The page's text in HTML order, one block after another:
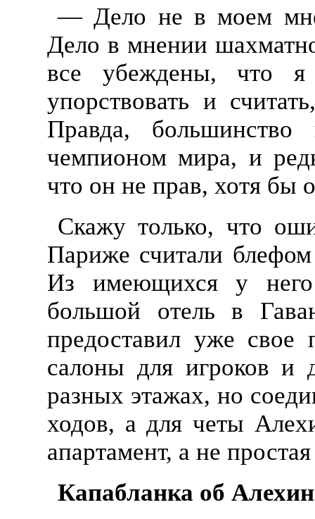
— Дело не в моем
Дело в мнении
все убеждены, что
упорствовать и
Правда, большинство
чемпионом мира, и
что он не прав, хотя бы
Скажу только, что
Париже считали
Из имеющихся у
большой отель в
предоставил уже
салоны для игроков и
разных этажах, но
ходов, а для четы
апартамент, а не
Капабланка об